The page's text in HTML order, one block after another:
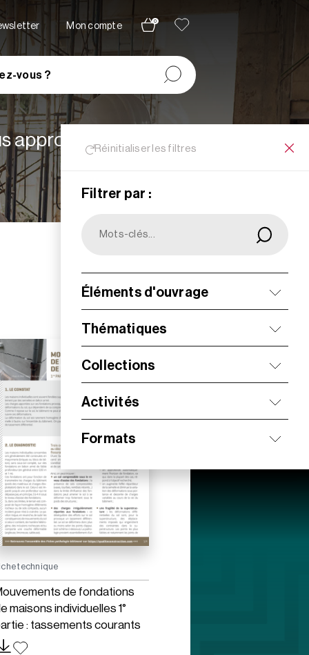
Mon compte
0
vous ?
Réinitialiser les filtres
Filtrer par :
Éléments d'ouvrage
Thématiques
Collections
Activités
Formats
appropriées à vos
technique
de fondations
maisons individuelles 1°
: tassements courants